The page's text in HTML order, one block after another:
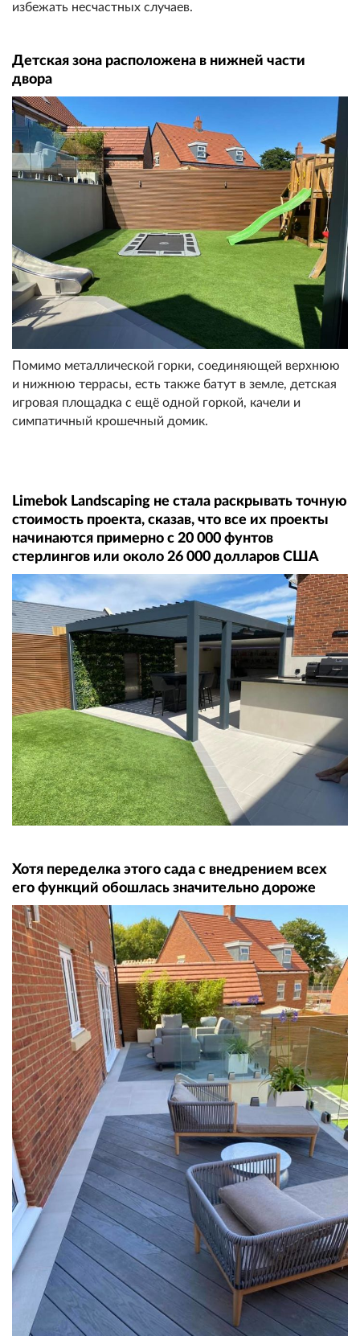
избежать несчастных случаев.
Детская зона расположена в нижней части
двора
Помимо металлической горки, соединяющей верхнюю
и нижнюю террасы, есть также батут в земле, детская
игровая площадка с ещё одной горкой, качели и
симпатичный крошечный домик.
Limebok Landscaping не стала раскрывать точную
стоимость проекта, сказав, что все их проекты
начинаются примерно с 20 000 фунтов
стерлингов или около 26 000 долларов США
Хотя переделка этого сада с внедрением всех
его функций обошлась значительно дороже